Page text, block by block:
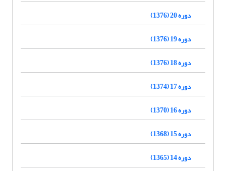
دوره 20 (1376)
دوره 19 (1376)
دوره 18 (1376)
دوره 17 (1374)
دوره 16 (1370)
دوره 15 (1368)
دوره 14 (1365)